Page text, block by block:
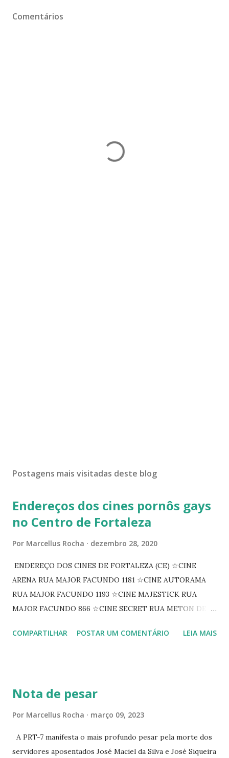
Comentários
Postagens mais visitadas deste blog
Endereços dos cines pornôs gays
no Centro de Fortaleza
Por Marcellus Rocha dezembro 28, 2020
ENDEREÇO DOS CINES DE FORTALEZA (CE) ☆CINE
ARENA RUA MAJOR FACUNDO 1181 ☆CINE AUTORAMA
RUA MAJOR FACUNDO 1193 ☆CINE MAJESTICK RUA
MAJOR FACUNDO 866 ☆CINE SECRET RUA METON DE
PEIXOTO 1307 ☆CINE IRIS RUA FLORIANO PEIXOTO 1206
☆CINE VIP CLUBE RUA 24 DE MAIO 825 ☆CINE ECLIPSE
COMPARTILHAR POSTAR UM COMENTÁRIO LEIA MAIS
Nota de pesar
Por Marcellus Rocha março 09, 2023
A PRT-7 manifesta o mais profundo pesar pela morte dos
servidores aposentados José Maciel da Silva e José Siqueira